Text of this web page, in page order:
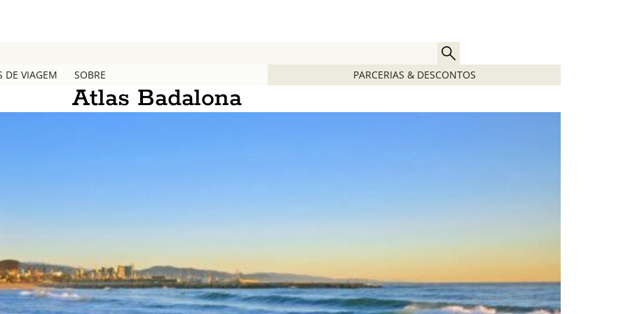
DE VIAGEM SOBRE PARCERIAS & DESCONTOS
Atlas Badalona